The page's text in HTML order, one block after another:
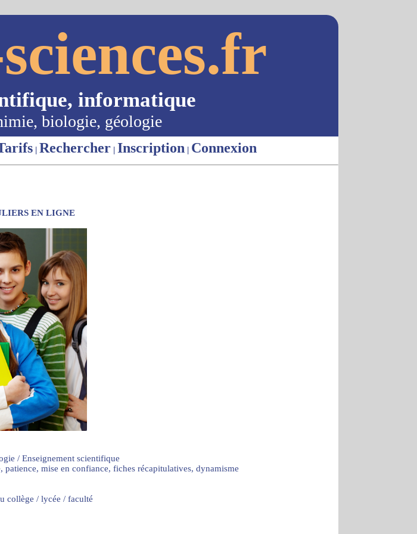
informatique
biologie, géologie
| Rechercher | Inscription | Connexion
EN LIGNE
/ Enseignement scientifique
mise en confiance, fiches récapitulatives, dynamisme
collège / lycée / faculté